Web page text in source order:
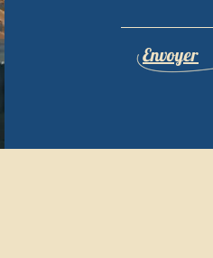
Envoyer